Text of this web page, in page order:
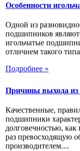
Особенности
Одной из
подшипников
игольчатые
отличием такого
Подробнее »
Причины выхода из
Качественные,
подшипники
долговечностью,
раз превосходящую
производителем....